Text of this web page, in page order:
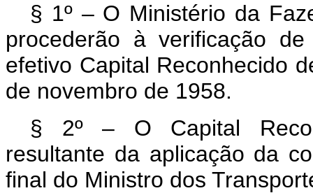
§ 1º – O Ministério da
procederão à verificação
efetivo Capital Reconhecido
de novembro de 1958.
§ 2º – O Capital
resultante da aplicação da
final do Ministro dos